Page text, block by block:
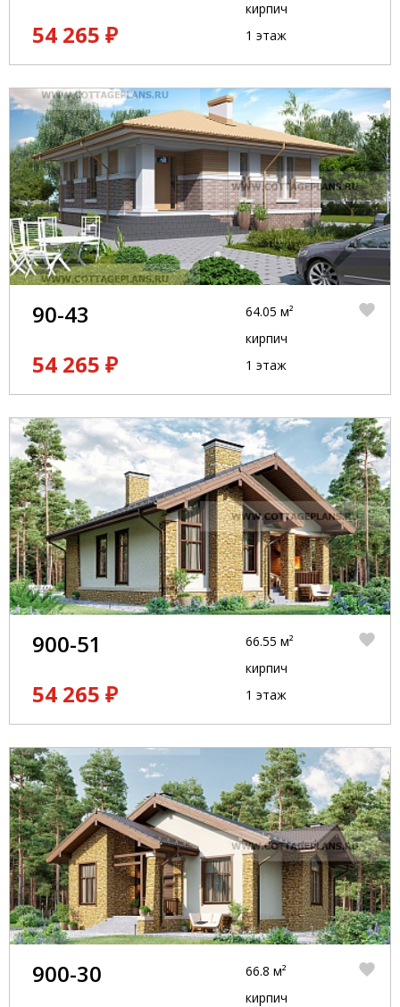
54 265 ₽
кирпич
1 этаж
90-43
54 265 ₽
64.05 м²
кирпич
1 этаж
900-51
54 265 ₽
66.55 м²
кирпич
1 этаж
900-30
66.8 м²
кирпич